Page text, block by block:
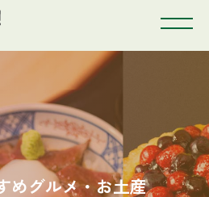
めグルメ・お土産